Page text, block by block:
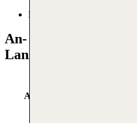
Kinderspielflächen
An- und Abreise zum
Lanzarote
Anreise mit dem Auto